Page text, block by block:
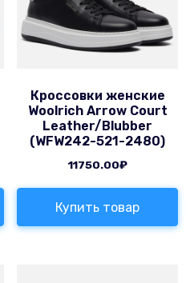
Кроссовки женские
Woolrich Arrow Court
Leather/Blubber
(WFW242-521-2480)
11750.00₽
Купить товар